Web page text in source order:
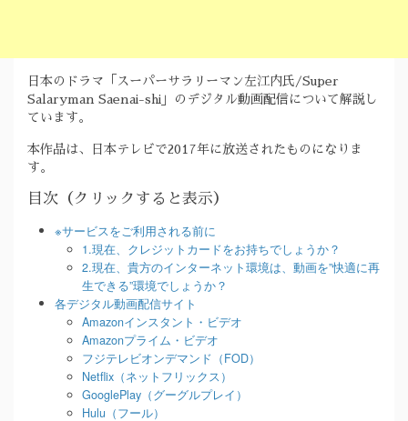
日本のドラマ「スーパーサラリーマン左江内氏/Super
Salaryman Saenai-shi」のデジタル動画配信について解説し
ています。
本作品は、日本テレビで2017年に放送されたものになりま
す。
目次（クリックすると表示）
※サービスをご利用される前に
1.現在、クレジットカードをお持ちでしょうか？
2.現在、貴方のインターネット環境は、動画を”快適に再
生できる”環境でしょうか？
各デジタル動画配信サイト
Amazonインスタント・ビデオ
Amazonプライム・ビデオ
フジテレビオンデマンド（FOD）
Netflix（ネットフリックス）
GooglePlay（グーグルプレイ）
Hulu（フール）